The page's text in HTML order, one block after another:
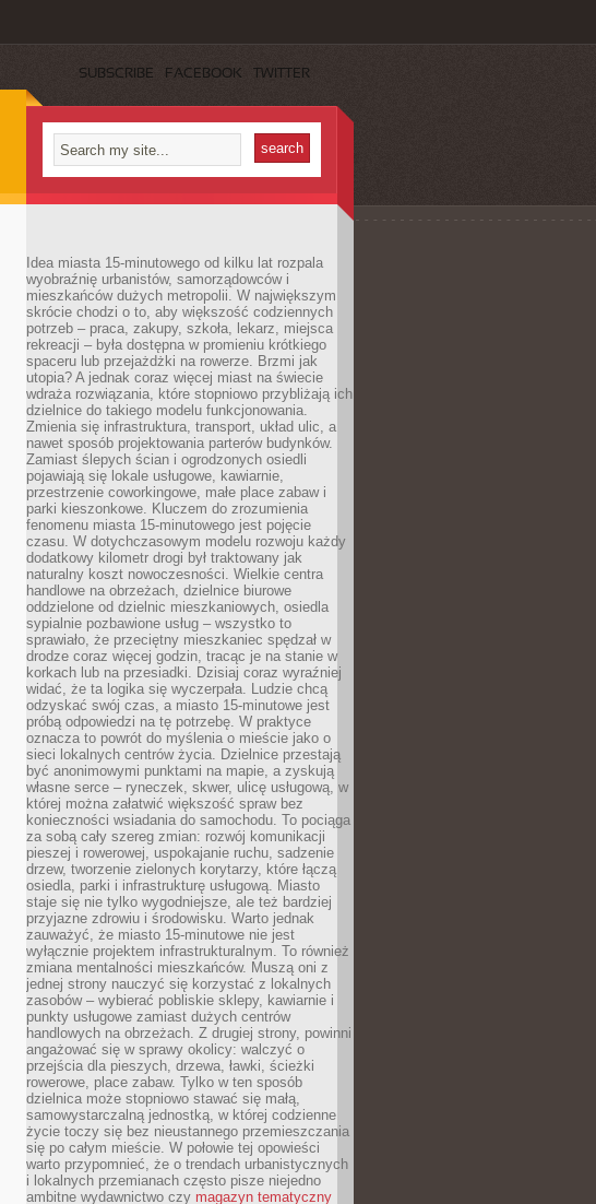
SUBSCRIBE FACEBOOK TWITTER
Idea miasta 15-minutowego od kilku lat rozpala
wyobraźnię urbanistów, samorządowców i
mieszkańców dużych metropolii. W największym
skrócie chodzi o to, aby większość codziennych
potrzeb – praca, zakupy, szkoła, lekarz, miejsca
rekreacji – była dostępna w promieniu krótkiego
spaceru lub przejażdżki na rowerze. Brzmi jak
utopia? A jednak coraz więcej miast na świecie
wdraża rozwiązania, które stopniowo przybliżają ich
dzielnice do takiego modelu funkcjonowania.
Zmienia się infrastruktura, transport, układ ulic, a
nawet sposób projektowania parterów budynków.
Zamiast ślepych ścian i ogrodzonych osiedli
pojawiają się lokale usługowe, kawiarnie,
przestrzenie coworkingowe, małe place zabaw i
parki kieszonkowe. Kluczem do zrozumienia
fenomenu miasta 15-minutowego jest pojęcie
czasu. W dotychczasowym modelu rozwoju każdy
dodatkowy kilometr drogi był traktowany jak
naturalny koszt nowoczesności. Wielkie centra
handlowe na obrzeżach, dzielnice biurowe
oddzielone od dzielnic mieszkaniowych, osiedla
sypialnie pozbawione usług – wszystko to
sprawiało, że przeciętny mieszkaniec spędzał w
drodze coraz więcej godzin, tracąc je na stanie w
korkach lub na przesiadki. Dzisiaj coraz wyraźniej
widać, że ta logika się wyczerpała. Ludzie chcą
odzyskać swój czas, a miasto 15-minutowe jest
próbą odpowiedzi na tę potrzebę. W praktyce
oznacza to powrót do myślenia o mieście jako o
sieci lokalnych centrów życia. Dzielnice przestają
być anonimowymi punktami na mapie, a zyskują
własne serce – ryneczek, skwer, ulicę usługową, w
której można załatwić większość spraw bez
konieczności wsiadania do samochodu. To pociąga
za sobą cały szereg zmian: rozwój komunikacji
pieszej i rowerowej, uspokajanie ruchu, sadzenie
drzew, tworzenie zielonych korytarzy, które łączą
osiedla, parki i infrastrukturę usługową. Miasto
staje się nie tylko wygodniejsze, ale też bardziej
przyjazne zdrowiu i środowisku. Warto jednak
zauważyć, że miasto 15-minutowe nie jest
wyłącznie projektem infrastrukturalnym. To również
zmiana mentalności mieszkańców. Muszą oni z
jednej strony nauczyć się korzystać z lokalnych
zasobów – wybierać pobliskie sklepy, kawiarnie i
punkty usługowe zamiast dużych centrów
handlowych na obrzeżach. Z drugiej strony, powinni
angażować się w sprawy okolicy: walczyć o
przejścia dla pieszych, drzewa, ławki, ścieżki
rowerowe, place zabaw. Tylko w ten sposób
dzielnica może stopniowo stawać się małą,
samowystarczalną jednostką, w której codzienne
życie toczy się bez nieustannego przemieszczania
się po całym mieście. W połowie tej opowieści
warto przypomnieć, że o trendach urbanistycznych
i lokalnych przemianach często pisze niejedno
ambitne wydawnictwo czy magazyn tematyczny